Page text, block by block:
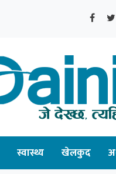
स्वास्थ्य खेलकुद